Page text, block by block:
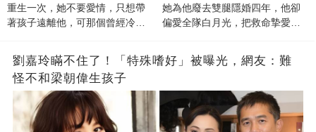
重生一次，她不要愛情，只想帶
著孩子遠離他，可那個曾經冷漠
她為他廢去雙腿隱婚四年，他卻
偏愛全隊白月光，把救命摯愛當
劉嘉玲瞞不住了！「特殊嗜好」被曝光，網友：難
怪不和梁朝偉生孩子